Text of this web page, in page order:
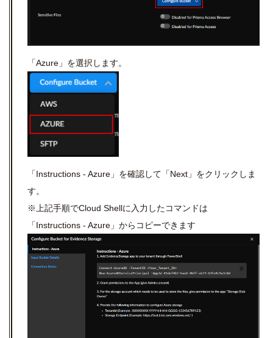
「Azure」を選択します。
「Instructions - Azure」を確認して「Next」をクリックしま
す。
※上記手順でCloud Shellに 入力したコマンドは
「Instructions - Azure」からコピーできます